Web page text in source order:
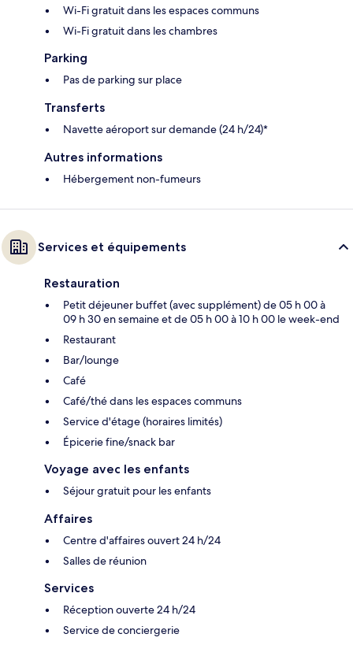
Wi-Fi gratuit dans les espaces communs
Wi-Fi gratuit dans les chambres
Parking
Pas de parking sur place
Transferts
Navette aéroport sur demande (24 h/24)*
Autres informations
Hébergement non-fumeurs
Services et équipements
Restauration
Petit déjeuner buffet (avec supplément) de 05 h 00 à
09 h 30 en semaine et de 05 h 00 à 10 h 00 le week-end
Restaurant
Bar/lounge
Café
Café/thé dans les espaces communs
Service d'étage (horaires limités)
Épicerie fine/snack bar
Voyage avec les enfants
Séjour gratuit pour les enfants
Affaires
Centre d'affaires ouvert 24 h/24
Salles de réunion
Services
Réception ouverte 24 h/24
Service de conciergerie